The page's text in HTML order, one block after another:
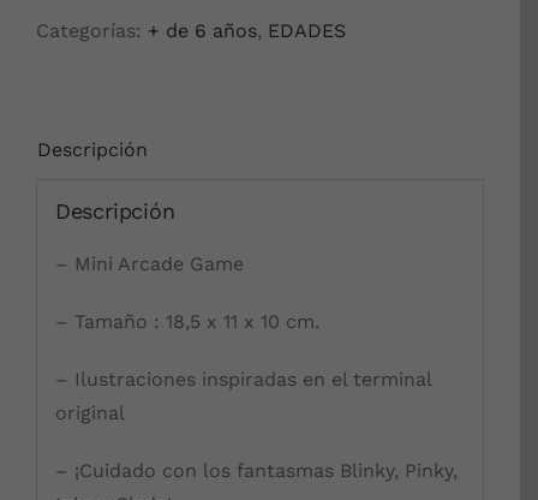
Categorías: + de 6 años, EDADES
Descripción
Descripción
– Mini Arcade Game
– Tamaño : 18,5 x 11 x 10 cm.
– Ilustraciones inspiradas en el terminal
original
– ¡Cuidado con los fantasmas Blinky, Pinky,